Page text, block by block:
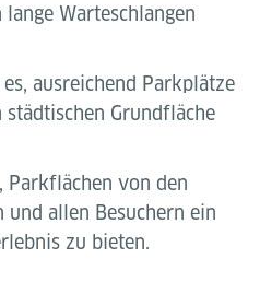
Warteschlangen
ausreichend Parkplätze
Grundfläche
Parkflächen von den
und allen Besuchern ein
zu bieten.